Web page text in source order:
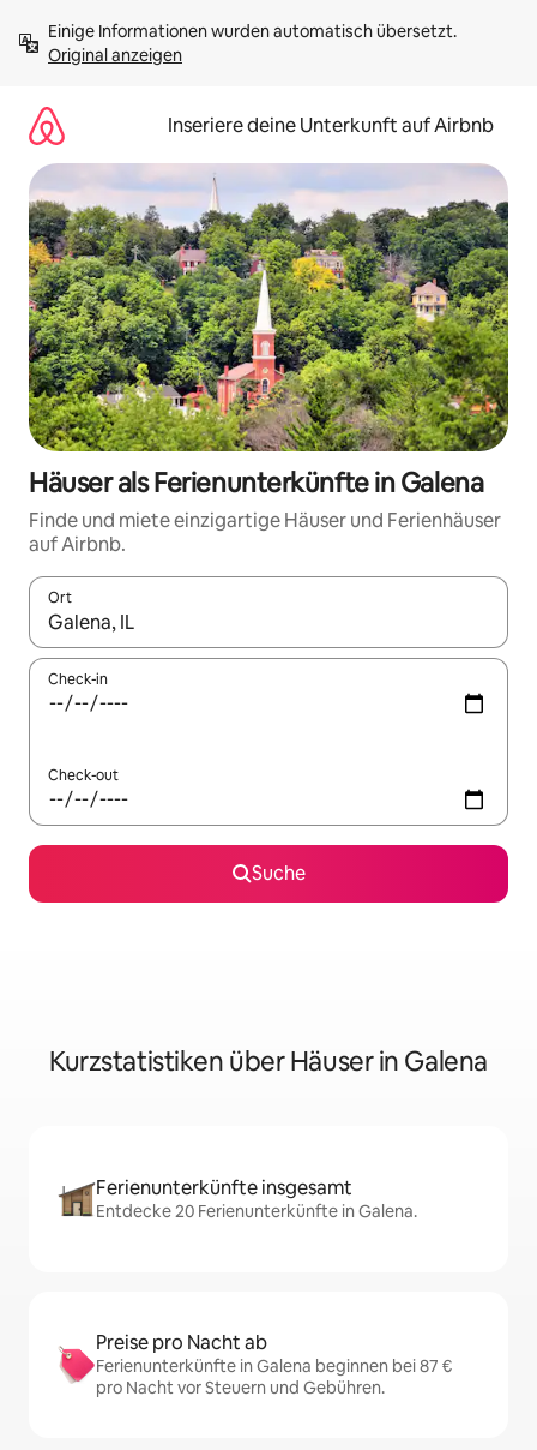
Inhalten
springenOriginal anzeigen
Inseriere deine Unterkunft auf Airbnb
Häuser als Ferienunterkünfte in Galena
Finde und miete einzigartige Häuser und Ferienhäuser
auf Airbnb.
Ort
Wenn Ergebnisse verfügbar sind, navigiere mit den
Check-in
Check-out
Suche
Kurzstatistiken über Häuser in Galena
Ferienunterkünfte insgesamt
Entdecke 20 Ferienunterkünfte in Galena.
Preise pro Nacht ab
Ferienunterkünfte in Galena beginnen bei 87 €
pro Nacht vor Steuern und Gebühren.